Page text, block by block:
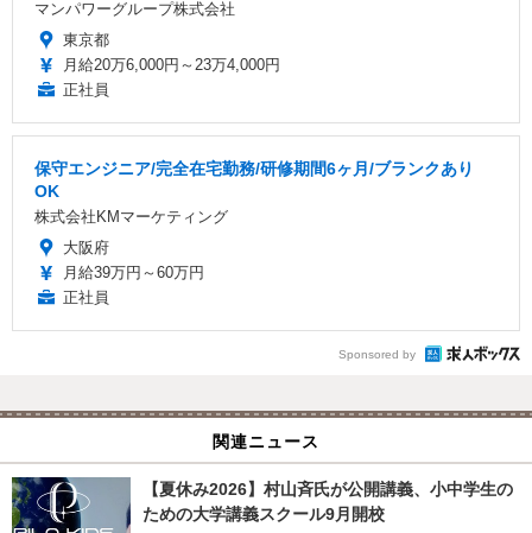
マンパワーグループ株式会社
東京都
月給20万6,000円～23万4,000円
正社員
保守エンジニア/完全在宅勤務/研修期間6ヶ月/ブランクあり
OK
株式会社KMマーケティング
大阪府
月給39万円～60万円
正社員
Sponsored by
関連ニュース
【夏休み2026】村山斉氏が公開講義、小中学生の
ための大学講義スクール9月開校